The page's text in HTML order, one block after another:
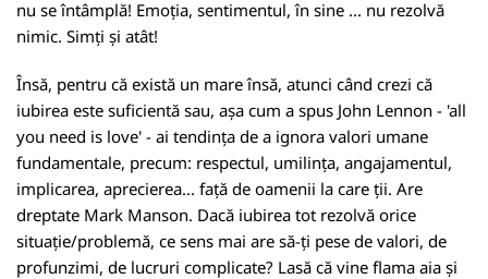
nu se întâmplă! Emoția, sentimentul, în sine ... nu rezolvă
nimic. Simți și atât!
Însă, pentru că există un mare însă, atunci când crezi că
iubirea este suficientă sau, așa cum a spus John Lennon - 'all
you need is love' - ai tendința de a ignora valori umane
fundamentale, precum: respectul, umilința, angajamentul,
implicarea, aprecierea... față de oamenii la care ții. Are
dreptate Mark Manson. Dacă iubirea tot rezolvă orice
situație/problemă, ce sens mai are să-ți pese de valori, de
profunzimi, de lucruri complicate? Lasă că vine flama aia și